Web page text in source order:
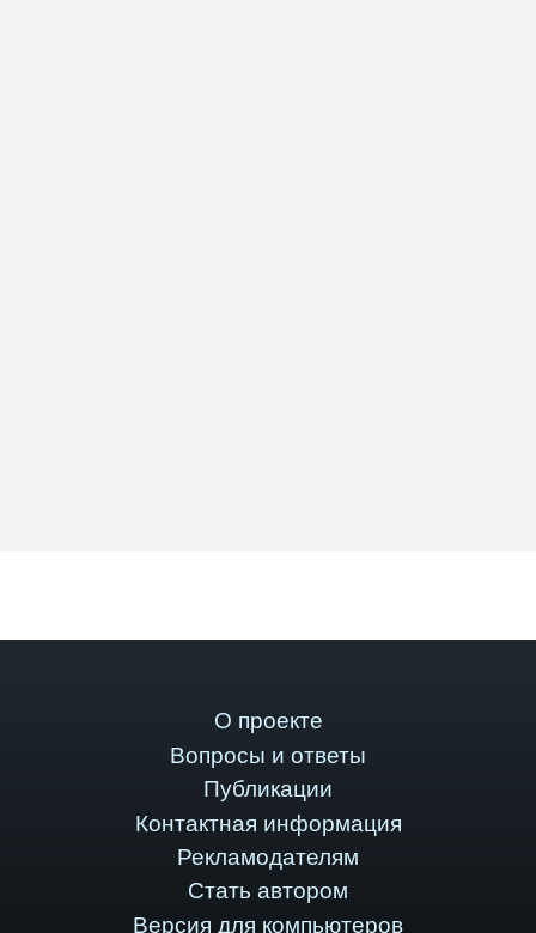
О проекте
Вопросы и ответы
Публикации
Контактная информация
Рекламодателям
Стать автором
Версия для компьютеров